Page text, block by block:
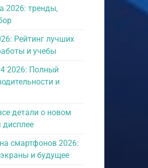
2026: тренды,
Рейтинг лучших
и учебы
2026: Полный
и
детали о новом
смартфонов 2026:
и будущее